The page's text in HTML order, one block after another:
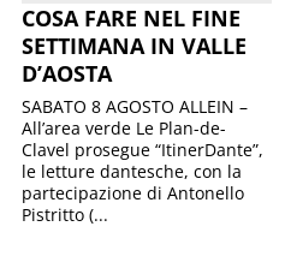
COSA FARE NEL FINE
SETTIMANA IN VALLE
D’AOSTA
SABATO 8 AGOSTO ALLEIN –
All’area verde Le Plan-de-
Clavel prosegue “ItinerDante”,
le letture dantesche, con la
partecipazione di Antonello
Pistritto (...